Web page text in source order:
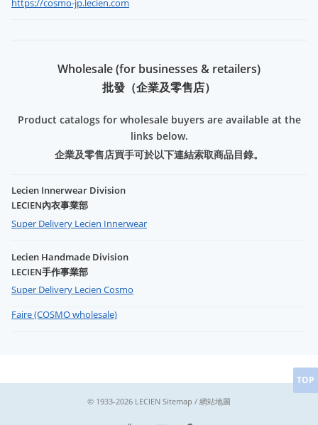
Wholesale (for businesses & retailers)
批發（企業及零售店）
Product catalogs for wholesale buyers are available at the
links below.
企業及零售店買手可於以下連結索取商品目錄。
Lecien Innerwear Division
LECIEN內衣事業部
Super Delivery Lecien Innerwear
Lecien Handmade Division
LECIEN手作事業部
Super Delivery Lecien Cosmo
Faire (COSMO wholesale)
© 1933-2026 LECIEN Sitemap / 網站地圖
TOP